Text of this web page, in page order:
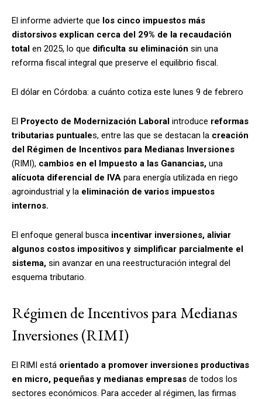
El informe advierte que los cinco impuestos más
distorsivos explican cerca del 29% de la recaudación
total en 2025, lo que dificulta su eliminación sin una
reforma fiscal integral que preserve el equilibrio fiscal.
El dólar en Córdoba: a cuánto cotiza este lunes 9 de febrero
El Proyecto de Modernización Laboral introduce reformas
tributarias puntuales, entre las que se destacan la creación
del Régimen de Incentivos para Medianas Inversiones
(RIMI), cambios en el Impuesto a las Ganancias, una
alícuota diferencial de IVA para energía utilizada en riego
agroindustrial y la eliminación de varios impuestos
internos.
El enfoque general busca incentivar inversiones, aliviar
algunos costos impositivos y simplificar parcialmente el
sistema, sin avanzar en una reestructuración integral del
esquema tributario.
Régimen de Incentivos para Medianas
Inversiones (RIMI)
El RIMI está orientado a promover inversiones productivas
en micro, pequeñas y medianas empresas de todos los
sectores económicos. Para acceder al régimen, las firmas